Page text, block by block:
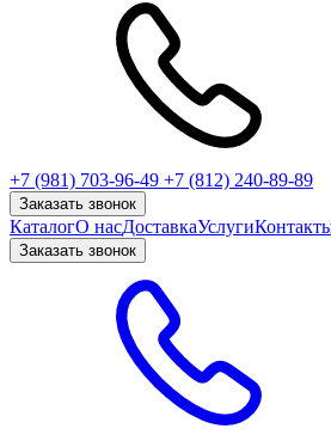
+7 (981) 703-96-49 +7 (812) 240-89-89
Заказать звонок
КаталогО насДоставкаУслуги
Заказать звонок